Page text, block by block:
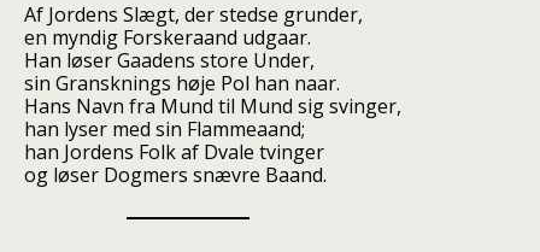
Af Jordens Slægt, der stedse grunder,
en myndig Forskeraand udgaar.
Han løser Gaadens store Under,
sin Gransknings høje Pol han naar.
Hans Navn fra Mund til Mund sig svinger,
han lyser med sin Flammeaand;
han Jordens Folk af Dvale tvinger
og løser Dogmers snævre Baand.